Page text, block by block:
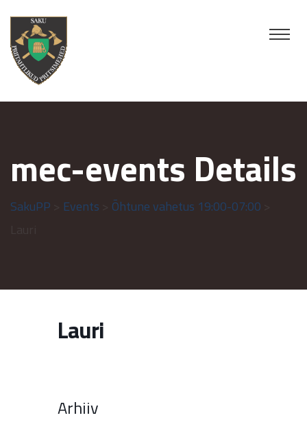
mec-events Details
SakuPP Events Õhtune vahetus 19:00-07:00
Lauri
Arhiiv